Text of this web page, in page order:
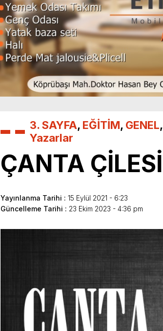
3. SAYFA, EĞİTİM, GENEL,
Yazarlar
ÇANTA ÇİLESİ
Yayınlanma Tarihi : 15 Eylül 2021 - 6:23
Güncelleme Tarihi : 23 Ekim 2023 - 4:36 pm